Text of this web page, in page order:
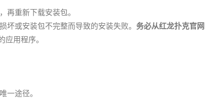
再重新下载安装包。
坏或安装包不完整而导致的安装失败。 务必从红龙扑克官网
用程序。
一途径。